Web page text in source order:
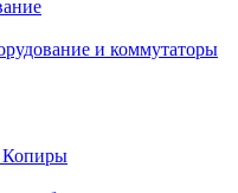
и коммутаторы